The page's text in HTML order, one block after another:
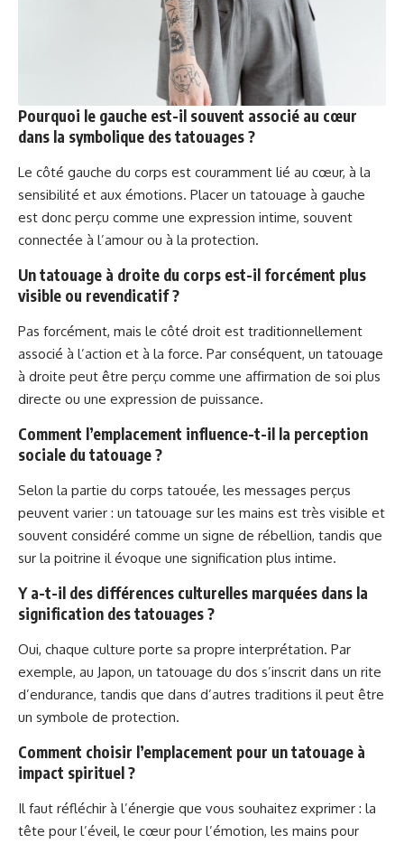
Pourquoi le gauche est-il souvent associé au cœur
dans la symbolique des tatouages ?
Le côté gauche du corps est couramment lié au cœur, à la
sensibilité et aux émotions. Placer un tatouage à gauche
est donc perçu comme une expression intime, souvent
connectée à l’amour ou à la protection.
Un tatouage à droite du corps est-il forcément plus
visible ou revendicatif ?
Pas forcément, mais le côté droit est traditionnellement
associé à l’action et à la force. Par conséquent, un tatouage
à droite peut être perçu comme une affirmation de soi plus
directe ou une expression de puissance.
Comment l’emplacement influence-t-il la perception
sociale du tatouage ?
Selon la partie du corps tatouée, les messages perçus
peuvent varier : un tatouage sur les mains est très visible et
souvent considéré comme un signe de rébellion, tandis que
sur la poitrine il évoque une signification plus intime.
Y a-t-il des différences culturelles marquées dans la
signification des tatouages ?
Oui, chaque culture porte sa propre interprétation. Par
exemple, au Japon, un tatouage du dos s’inscrit dans un rite
d’endurance, tandis que dans d’autres traditions il peut être
un symbole de protection.
Comment choisir l’emplacement pour un tatouage à
impact spirituel ?
Il faut réfléchir à l’énergie que vous souhaitez exprimer : la
tête pour l’éveil, le cœur pour l’émotion, les mains pour